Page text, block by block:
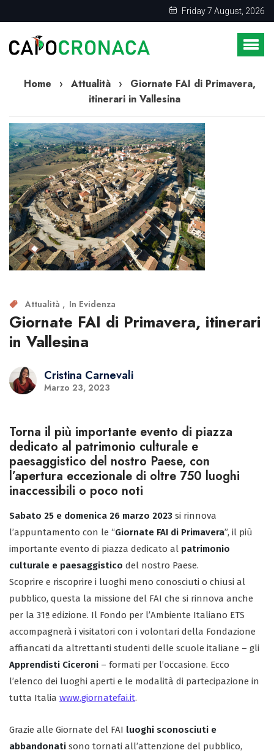
Friday 7 August, 2026
Home › Attualità ›
Giornate FAI di Primavera,
itinerari in Vallesina
Attualità In Evidenza
Giornate FAI di Primavera, itinerari
in Vallesina
Cristina Carnevali
Marzo 23, 2023
Torna il più importante evento di piazza
dedicato al patrimonio culturale e
paesaggistico del nostro Paese, con
l’apertura eccezionale di oltre 750 luoghi
inaccessibili o poco noti
Sabato 25 e domenica 26 marzo 2023 si rinnova
l’appuntamento con le “Giornate FAI di Primavera”, il più
importante evento di piazza dedicato al patrimonio
culturale e paesaggistico del nostro Paese.
Scoprire e riscoprire i luoghi meno conosciuti o chiusi al
pubblico, questa la missione del FAI che si rinnova anche
per la 31ª edizione. Il Fondo per l’Ambiente Italiano ETS
accompagnerà i visitatori con i volontari della Fondazione
affiancati da altrettanti studenti delle scuole italiane – gli
Apprendisti Ciceroni – formati per l’occasione. Ecco
l’elenco dei luoghi aperti e le modalità di partecipazione in
tutta Italia www.giornatefai.it.
Grazie alle Giornate del FAI luoghi sconosciuti e
abbandonati sono tornati all’attenzione del pubblico,